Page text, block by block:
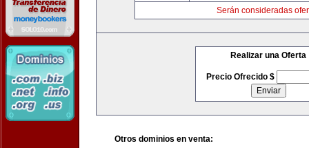
Serán consideradas
Realizar una Oferta
Precio Ofrecido $
Otros dominios en venta: